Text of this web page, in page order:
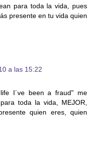
para toda la vida, pues
presente en tu vida quien
a las 15:22
I´ve been a fraud" me
toda la vida, MEJOR,
quien eres, quien